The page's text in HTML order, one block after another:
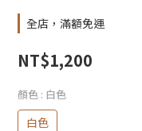
全店，滿額免運
NT$1,200
顏色 : 白色
白色